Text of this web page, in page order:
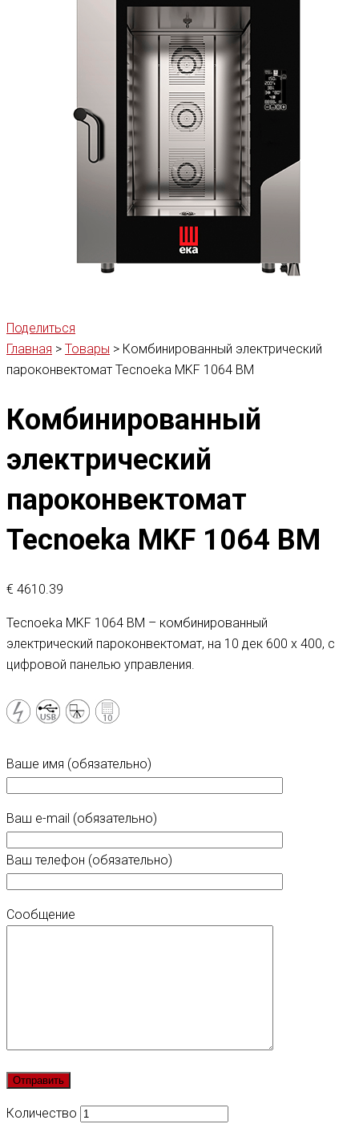
Поделиться
Главная > Товары > Комбинированный электрический
пароконвектомат Tecnoeka MKF 1064 BM
Комбинированный
электрический
пароконвектомат
Tecnoeka MKF 1064 BM
€ 4610.39
Tecnoeka MKF 1064 BM – комбинированный
электрический пароконвектомат, на 10 дек 600 х 400, с
цифровой панелью управления.
Ваше имя (обязательно)
Ваш e-mail (обязательно)
Ваш телефон (обязательно)
Сообщение
Количество